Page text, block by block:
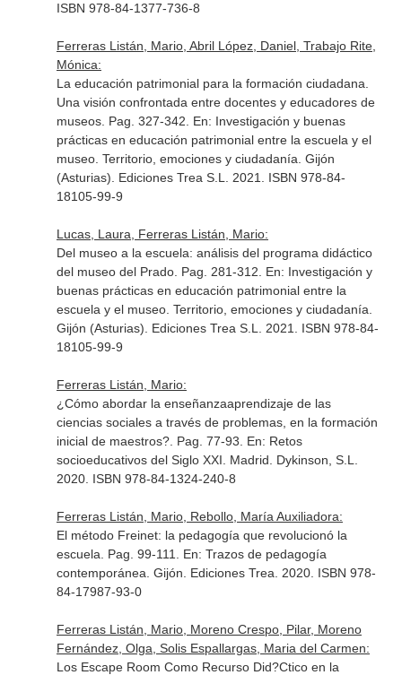
ISBN 978-84-1377-736-8
Ferreras Listán, Mario, Abril López, Daniel, Trabajo Rite,
Mónica:
La educación patrimonial para la formación ciudadana.
Una visión confrontada entre docentes y educadores de
museos. Pag. 327-342. En: Investigación y buenas
prácticas en educación patrimonial entre la escuela y el
museo. Territorio, emociones y ciudadanía . Gijón
(Asturias). Ediciones Trea S.L. 2021. ISBN 978-84-
18105-99-9
Lucas, Laura, Ferreras Listán, Mario:
Del museo a la escuela: análisis del programa didáctico
del museo del Prado. Pag. 281-312. En: Investigación y
buenas prácticas en educación patrimonial entre la
escuela y el museo. Territorio, emociones y ciudadanía
Gijón (Asturias). Ediciones Trea S.L. 2021. ISBN 978-84-
18105-99-9
Ferreras Listán, Mario:
¿Cómo abordar la enseñanzaaprendizaje de las
ciencias sociales a través de problemas, en la formación
inicial de maestros?. Pag. 77-93. En: Retos
socioeducativos del Siglo XXI . Madrid. Dykinson, S.L.
2020. ISBN 978-84-1324-240-8
Ferreras Listán, Mario, Rebollo, María Auxiliadora:
El método Freinet: la pedagogía que revolucionó la
escuela. Pag. 99-111. En: Trazos de pedagogía
contemporánea . Gijón. Ediciones Trea. 2020. ISBN 978-
84-17987-93-0
Ferreras Listán, Mario, Moreno Crespo, Pilar, Moreno
Fernández, Olga, Solis Espallargas, Maria del Carmen:
Los Escape Room Como Recurso Did?Ctico en la